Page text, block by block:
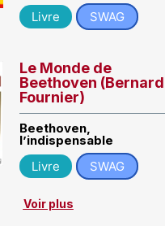
Livre
SWAG
Le Monde de
Beethoven (Bernard
Fournier)
Beethoven,
l’indispensable
Livre
SWAG
Voir plus